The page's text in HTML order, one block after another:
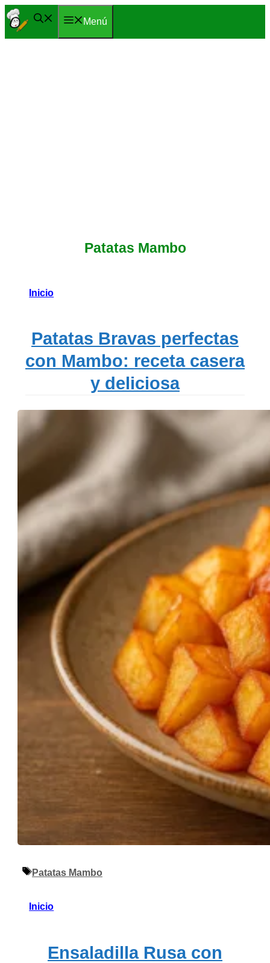
Saltar
al
Menú
Patatas Mambo
Inicio
Patatas Bravas perfectas
con Mambo: receta casera
y deliciosa
Etiquetas
Patatas Mambo
Inicio
Ensaladilla Rusa con